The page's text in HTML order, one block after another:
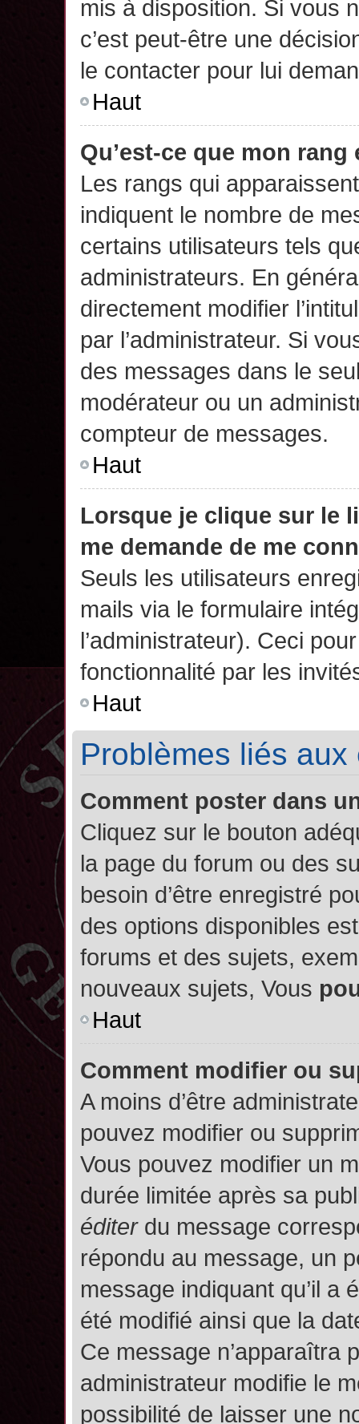
mis à disposition. Si vous
c’est peut-être une
le contacter pour lui
Haut
Qu’est-ce que mon
Les rangs qui
indiquent le nombre de
certains utilisateurs tels
administrateurs. En
directement modifier
par l’administrateur. Si
des messages dans le
modérateur ou un
compteur de messages.
Haut
Lorsque je clique sur le
me demande de me
Seuls les utilisateurs
mails via le formulaire
l’administrateur). Ceci
fonctionnalité par les
Haut
Problèmes liés
Comment poster dans
Cliquez sur le bouton
la page du forum ou des
besoin d’être enregistré
des options disponibles
forums et des sujets,
nouveaux sujets, Vous
Haut
Comment modifier ou
A moins d’être
pouvez modifier ou
Vous pouvez modifier un
durée limitée après sa
éditerdu message
répondu au message, un
message indiquant qu’il a
été modifié ainsi que la
Ce message n’apparaîtra
administrateur modifie le
possibilité de laisser une